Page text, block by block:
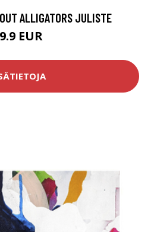
ALLIGATORS JULISTE
EUR